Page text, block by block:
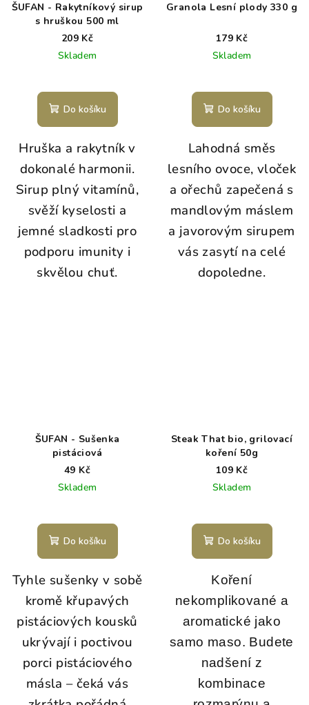
ŠUFAN - Rakytníkový sirup
s hruškou 500 ml
209 Kč
Skladem
Do košíku
Hruška a rakytník v
dokonalé harmonii.
Sirup plný vitamínů,
svěží kyselosti a
jemné sladkosti pro
podporu imunity i
skvělou chuť.
Granola Lesní plody 330 g
179 Kč
Skladem
Do košíku
Lahodná směs
lesního ovoce, vloček
a ořechů zapečená s
mandlovým máslem
a javorovým sirupem
vás zasytí na celé
dopoledne.
ŠUFAN - Sušenka
pistáciová
49 Kč
Skladem
Do košíku
Tyhle sušenky v sobě
kromě křupavých
pistáciových kousků
ukrývají i poctivou
porci pistáciového
másla – čeká vás
Steak That bio, grilovací
koření 50g
109 Kč
Skladem
Do košíku
Koření
nekomplikované a
aromatické jako
samo maso. Budete
nadšení z
kombinace